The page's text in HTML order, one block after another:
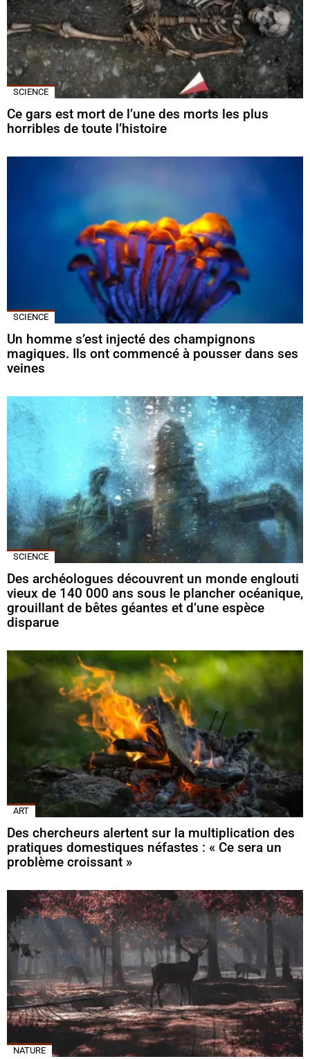
SCIENCE
Ce gars est mort de l’une des morts les plus
horribles de toute l’histoire
SCIENCE
Un homme s’est injecté des champignons
magiques. Ils ont commencé à pousser dans ses
veines
SCIENCE
Des archéologues découvrent un monde englouti
vieux de 140 000 ans sous le plancher océanique,
grouillant de bêtes géantes et d’une espèce
disparue
ART
Des chercheurs alertent sur la multiplication des
pratiques domestiques néfastes : « Ce sera un
problème croissant »
NATURE